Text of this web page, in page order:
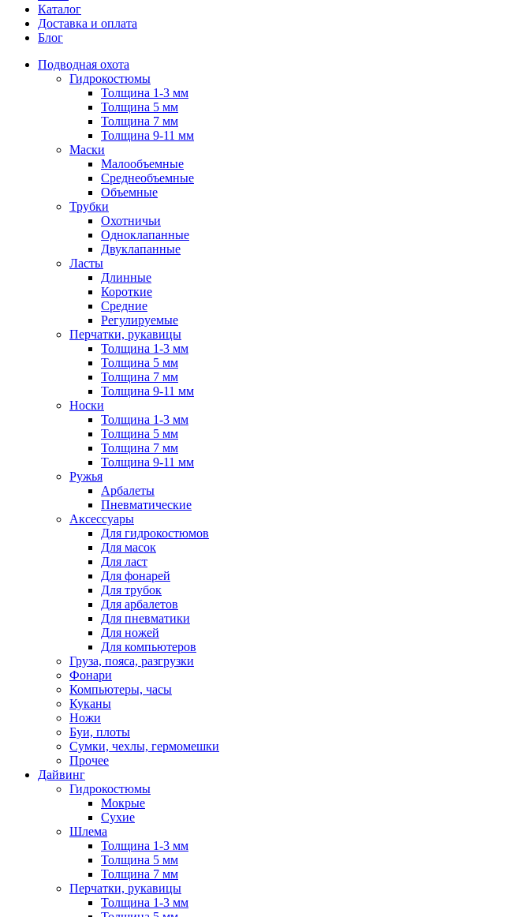
Каталог
Доставка и оплата
Блог
Подводная охота
Гидрокостюмы
Толщина 1-3 мм
Толщина 5 мм
Толщина 7 мм
Толщина 9-11 мм
Маски
Малообъемные
Среднеобъемные
Объемные
Трубки
Охотничьи
Одноклапанные
Двуклапанные
Ласты
Длинные
Короткие
Средние
Регулируемые
Перчатки, рукавицы
Толщина 1-3 мм
Толщина 5 мм
Толщина 7 мм
Толщина 9-11 мм
Носки
Толщина 1-3 мм
Толщина 5 мм
Толщина 7 мм
Толщина 9-11 мм
Ружья
Арбалеты
Пневматические
Аксессуары
Для гидрокостюмов
Для масок
Для ласт
Для фонарей
Для трубок
Для арбалетов
Для пневматики
Для ножей
Для компьютеров
Груза, пояса, разгрузки
Фонари
Компьютеры, часы
Куканы
Ножи
Буи, плоты
Сумки, чехлы, гермомешки
Прочее
Дайвинг
Гидрокостюмы
Мокрые
Сухие
Шлема
Толщина 1-3 мм
Толщина 5 мм
Толщина 7 мм
Перчатки, рукавицы
Толщина 1-3 мм